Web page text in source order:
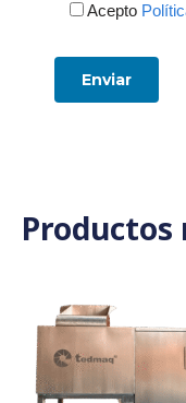
Acepto
Productos